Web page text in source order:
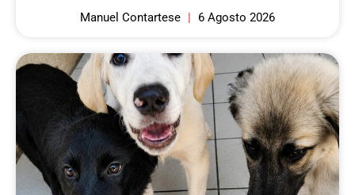
Manuel Contartese 6 Agosto 2026